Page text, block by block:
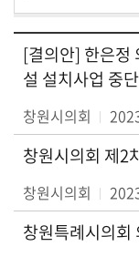
영
상
자
료
[결의안] 한은정
설 설치사업 중
창원시의회
창원시의회 제2
창원시의회
창원특례시의회